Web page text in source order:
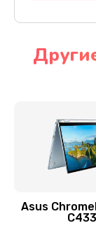
Чистка
Asus
C433